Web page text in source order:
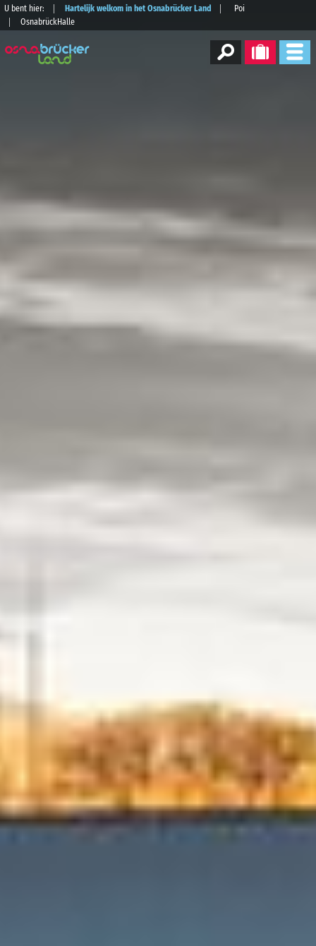
U bent hier: Hartelijk welkom in het Osnabrücker Land
Poi
OsnabrückHalle